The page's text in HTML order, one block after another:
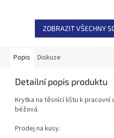
ZOBRAZIT VŠECHNY
Popis Diskuze
Detailní popis produktu
Krytka na těsnící lištu k pracovní
béžová.
Prodej na kusy.